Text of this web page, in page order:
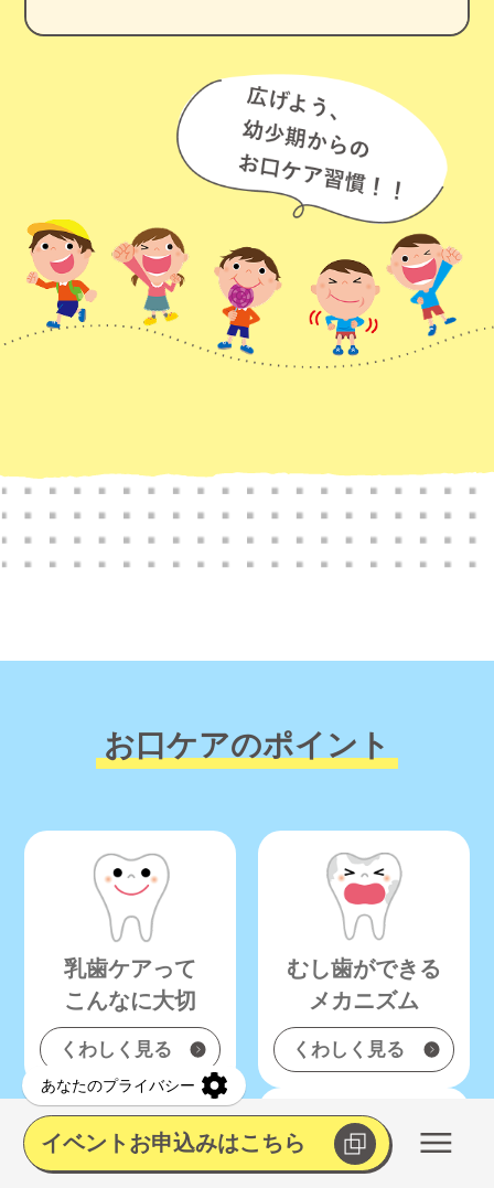
イベントお申込みはこちら
お口ケアのポイント
乳歯ケアって
こんなに大切
くわしく見る
むし歯ができる
メカニズム
くわしく見る